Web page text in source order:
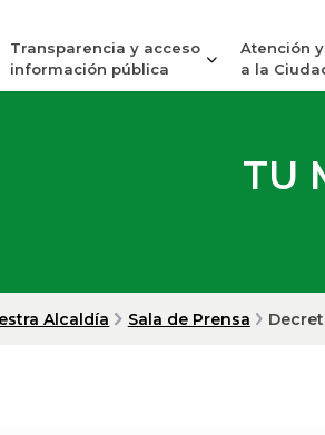
Transparencia y acceso
información pública
Atención
a la
TU
Alcaldía Sala de Prensa